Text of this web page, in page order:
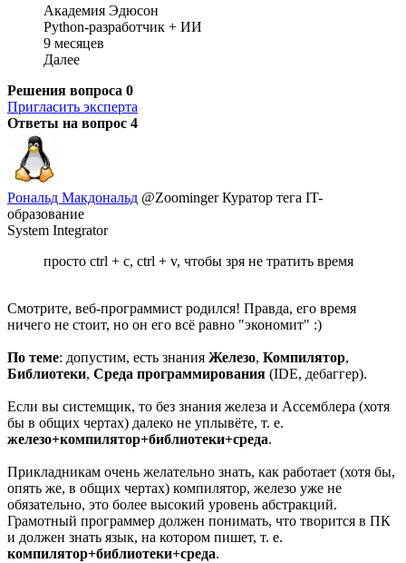
Академия Эдюсон
Python-разработчик + ИИ
9 месяцев
Далее
Решения вопроса 0
Пригласить эксперта
Ответы на вопрос 4
Рональд Макдональд @ZoomingerКуратор тега IT-
образование
System Integrator
просто ctrl + c, ctrl + v, чтобы зря не тратить время
Смотрите, веб-программист родился! Правда, его время
ничего не стоит, но он его всё равно "экономит" :)
По теме: допустим, есть знания Железо, Компилятор,
Библиотеки, Среда программирования (IDE, дебаггер).
Если вы системщик, то без знания железа и Ассемблера (хотя
бы в общих чертах) далеко не уплывёте, т. е.
железо+компилятор+библиотеки+среда.
Прикладникам очень желательно знать, как работает (хотя бы,
опять же, в общих чертах) компилятор, железо уже не
обязательно, это более высокий уровень абстракций.
Грамотный программер должен понимать, что творится в ПК
и должен знать язык, на котором пишет, т. е.
компилятор+библиотеки+среда.